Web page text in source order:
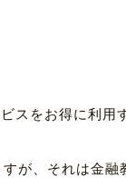
スをお得に利用
が、それは金